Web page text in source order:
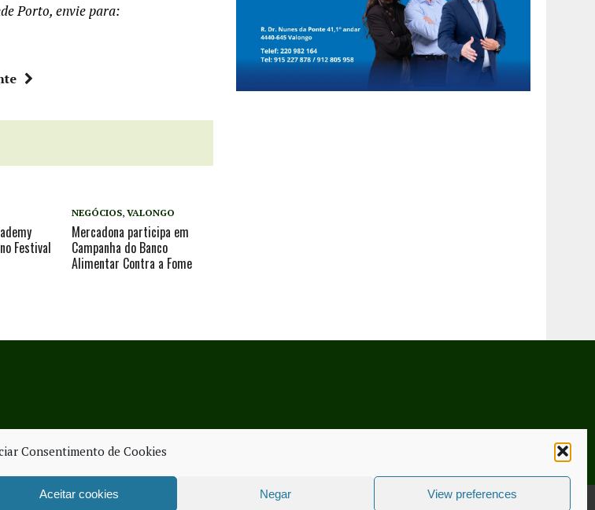
Consentimento de Cookies
Aceitar cookies Negar View preferences
Porto, envie para:
Festival
NEGÓCIOS,VALONGO
Mercadona participa em
Campanha do Banco
Alimentar Contra a Fome
FICHA TÉCNICA ESTATUTO EDITORIAL CONTACTE-NOS COOKIE POLICY (EU)